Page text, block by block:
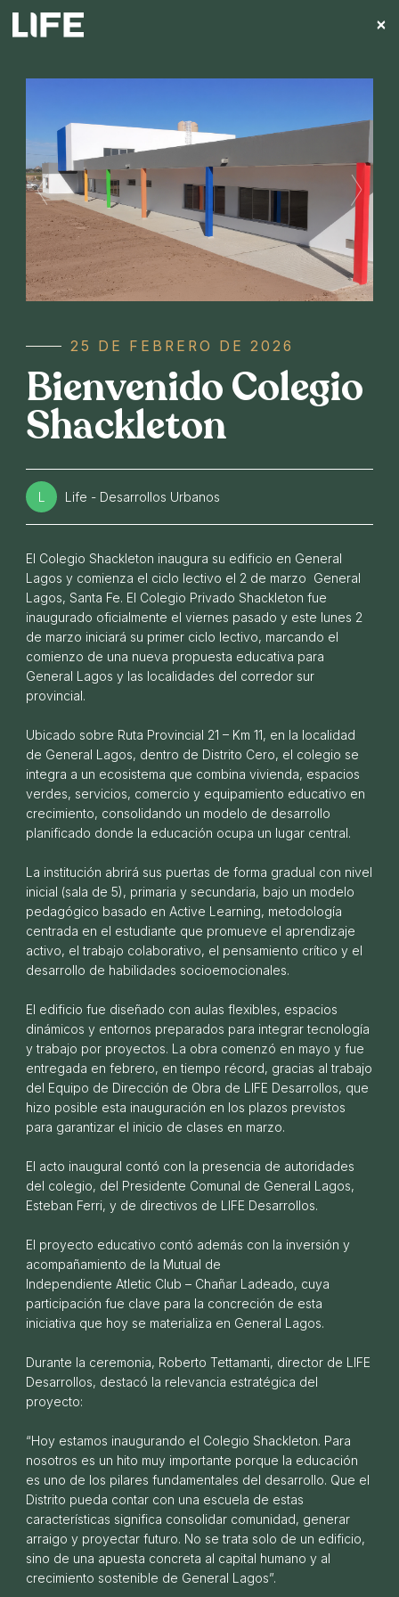
NOVEDADES
Noticias
destacadas
NOVEDADES
Nuevo hito para LIFE: posesión de Alea
06 DE MAYO DE 2026
Bienvenido Colegio Shackleton
25 DE FEBRERO DE 2026
Reporte de Sustentabilidad 2024
Entregamos más de 300 lotes en EcoLagos.
07 DE ABRIL DE 2025
×
25 DE FEBRERO DE 2026
Bienvenido Colegio
Shackleton
L Life - Desarrollos Urbanos
El Colegio Shackleton inaugura su edificio en General
Lagos y comienza el ciclo lectivo el 2 de marzo General
Lagos, Santa Fe. El Colegio Privado Shackleton fue
inaugurado oficialmente el viernes pasado y este lunes 2
de marzo iniciará su primer ciclo lectivo, marcando el
comienzo de una nueva propuesta educativa para
General Lagos y las localidades del corredor sur
provincial.
Ubicado sobre Ruta Provincial 21 – Km 11, en la localidad
de General Lagos, dentro de Distrito Cero, el colegio se
integra a un ecosistema que combina vivienda, espacios
verdes, servicios, comercio y equipamiento educativo en
crecimiento, consolidando un modelo de desarrollo
planificado donde la educación ocupa un lugar central.
La institución abrirá sus puertas de forma gradual con nivel
inicial (sala de 5), primaria y secundaria, bajo un modelo
pedagógico basado en Active Learning, metodología
centrada en el estudiante que promueve el aprendizaje
activo, el trabajo colaborativo, el pensamiento crítico y el
desarrollo de habilidades socioemocionales.
El edificio fue diseñado con aulas flexibles, espacios
dinámicos y entornos preparados para integrar tecnología
y trabajo por proyectos. La obra comenzó en mayo y fue
entregada en febrero, en tiempo récord, gracias al trabajo
del Equipo de Dirección de Obra de LIFE Desarrollos, que
hizo posible esta inauguración en los plazos previstos
para garantizar el inicio de clases en marzo.
El acto inaugural contó con la presencia de autoridades
del colegio, del Presidente Comunal de General Lagos,
Esteban Ferri, y de directivos de LIFE Desarrollos.
El proyecto educativo contó además con la inversión y
acompañamiento de la Mutual de
Independiente Atletic Club – Chañar Ladeado, cuya
participación fue clave para la concreción de esta
iniciativa que hoy se materializa en General Lagos.
Durante la ceremonia, Roberto Tettamanti, director de LIFE
Desarrollos, destacó la relevancia estratégica del
proyecto:
“Hoy estamos inaugurando el Colegio Shackleton. Para
nosotros es un hito muy importante porque la educación
es uno de los pilares fundamentales del desarrollo. Que el
Distrito pueda contar con una escuela de estas
características significa consolidar comunidad, generar
arraigo y proyectar futuro. No se trata solo de un edificio,
sino de una apuesta concreta al capital humano y al
crecimiento sostenible de General Lagos”.